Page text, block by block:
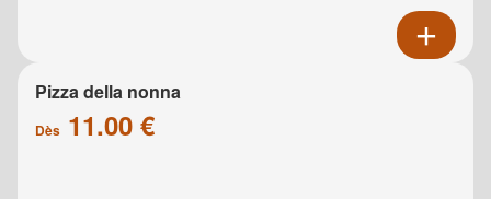
Pizza della nonna
Dès 11.00 €